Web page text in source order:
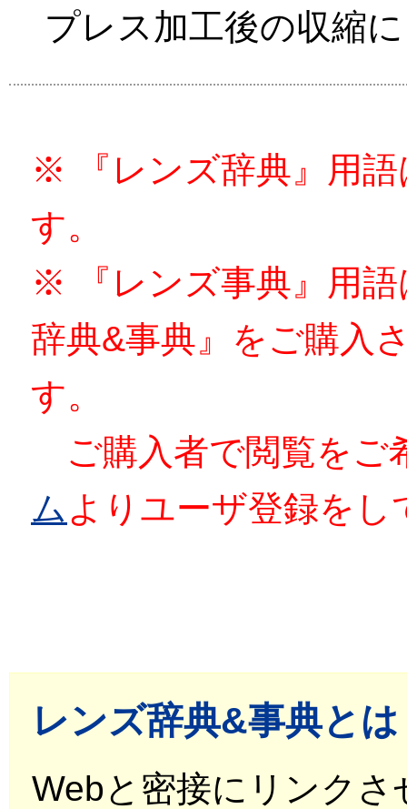
プレス加工後の収縮
※ 『レンズ辞典』用
す。
※ 『レンズ事典』用
辞典&事典』をご購入
す。
ご購入者で閲覧をご
ム よりユーザ登録をし
レンズ辞典&事典と
Webと密接にリンク